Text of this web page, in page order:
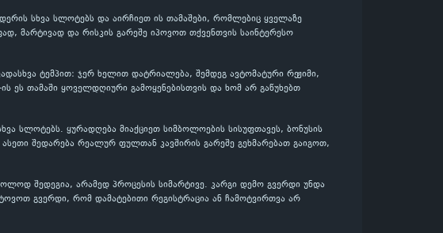
სხვა სლოტებს და აირჩიეთ ის თამაშები, რომლებიც ყველაზე
მარტივად და რისკის გარეშე იპოვოთ თქვენთვის საინტერესო
ტემპით: ჯერ ხელით დატრიალება, შემდეგ ავტომატური რეჟიმი,
ეს თამაში ყოველდღიური გამოყენებისთვის და ხომ არ გაწუხებთ
სლოტებს. ყურადღება მიაქციეთ სიმბოლოების სისუფთავეს, ბონუსის
შედარება რეალურ ფულთან კავშირის გარეშე გეხმარებათ გაიგოთ,
შედეგია, არამედ პროცესის სიმარტივე. კარგი დემო გვერდი უნდა
გვერდი, რომ დამატებითი რეგისტრაცია ან ჩამოტვირთვა არ